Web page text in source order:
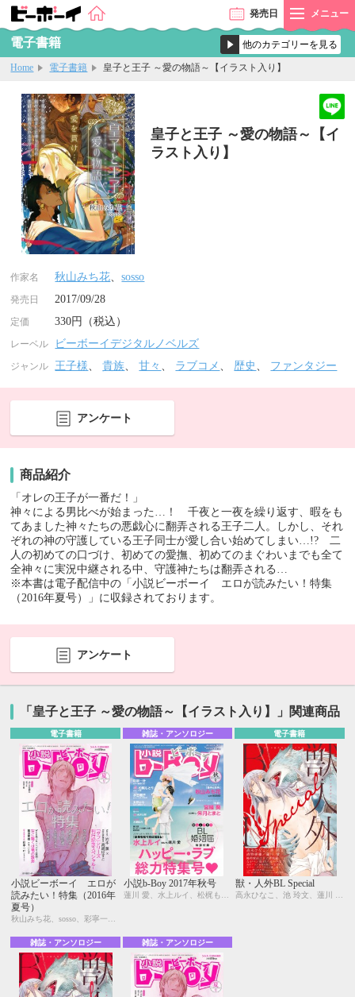
発売日 メニュー
電子書籍
Home 電子書籍 皇子と王子 ～愛の物語～【イラスト入り】
皇子と王子 ～愛の物語～【イ
ラスト入り】
作家名 秋山みち花、sosso
発売日 2017/09/28
定価 330円（税込）
レーベル ビーボーイデジタルノベルズ
ジャンル 王子様、貴族、甘々 、 ラブコメ 、 歴史 、 ファンタジー
アンケート
商品紹介
「オレの王子が一番だ！」
神々による男比べが始まった…！ 千夜と一夜を繰り返す、暇をも
てあました神々たちの悪戯心に翻弄される王子二人。しかし、それ
ぞれの神の守護している王子同士が愛し合い始めてしまい…!? 二
人の初めての口づけ、初めての愛撫、初めてのまぐわいまでも全て
全神々に実況中継される中、守護神たちは翻弄される…
※本書は電子配信中の「小説ビーボーイ エロが読みたい！特集
（2016年夏号）」に収録されております。
アンケート
「皇子と王子 ～愛の物語～【イラスト入り】」関連商品
電子書籍
小説ビーボーイ エロが
読みたい！特集（2016年
夏号）
雑誌・アンソロジー
小説b-Boy 2017年秋号
電子書籍
獣・人外BL Special
雑誌・アンソロジー 雑誌・アンソロジー